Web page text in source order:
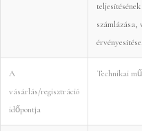
számlázása,
érvényesítése.
A
vásárlás/regisztráció
időpontja
Technikai